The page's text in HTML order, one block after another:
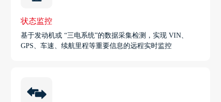
状态监控
基于发动机或 “三电系统”的数据采集检测，实现 VIN、
GPS、车速、续航里程等重要信息的远程实时监控